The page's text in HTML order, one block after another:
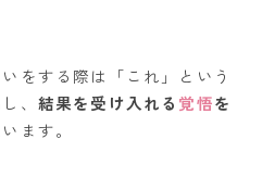
をする際は「これ」という
、 結果を受け入れる 覚悟を
ます。